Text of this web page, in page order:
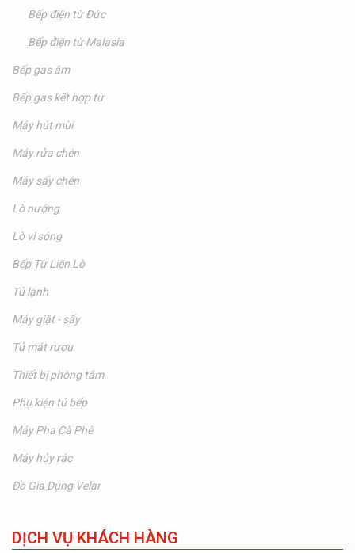
Bếp điện từ Đức
Bếp điện từ Malasia
Bếp gas âm
Bếp gas kết hợp từ
Máy hút mùi
Máy rửa chén
Máy sấy chén
Lò nướng
Lò vi sóng
Bếp Từ Liên Lò
Tủ lạnh
Máy giặt - sấy
Tủ mát rượu
Thiết bị phòng tắm
Phụ kiện tủ bếp
Máy Pha Cà Phê
Máy hủy rác
Đồ Gia Dụng Velar
DỊCH VỤ KHÁCH HÀNG